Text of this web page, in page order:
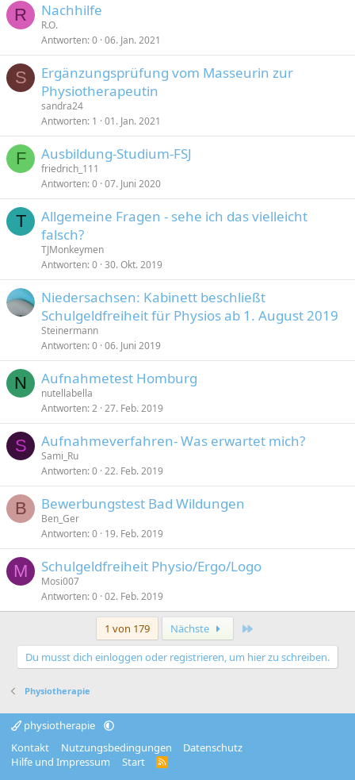
R Nachhilfe
R.O.
Antworten 0 06. Jan. 2021
S
Ergänzungsprüfung vom Masseurin zur
Physiotherapeutin
sandra24
Antworten 1 01. Jan. 2021
F Ausbildung-Studium-FSJ
friedrich_111
Antworten 0 07. Juni 2020
T
Allgemeine Fragen - sehe ich das vielleicht
falsch?
TJMonkeymen
Antworten 0 30. Okt. 2019
Niedersachsen: Kabinett beschließt
Schulgeldfreiheit für Physios ab 1. August 2019
Steinermann
Antworten 0 06. Juni 2019
N Aufnahmetest Homburg
nutellabella
Antworten 2 27. Feb. 2019
S Aufnahmeverfahren- Was erwartet mich?
Sami_Ru
Antworten 0 22. Feb. 2019
B Bewerbungstest Bad Wildungen
Ben_Ger
Antworten 0 19. Feb. 2019
M Schulgeldfreiheit Physio/Ergo/Logo
Mosi007
Antworten 0 02. Feb. 2019
1 von 179 Nächste
Du musst dich einloggen oder registrieren, um hier zu schreiben.
Physiotherapie
physiotherapie
Kontakt
Nutzungsbedingungen
Datenschutz
Hilfe und Impressum
Start
R